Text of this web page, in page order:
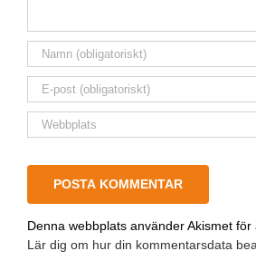
Denna webbplats använder Akismet
Lär dig om hur din kommentarsdata